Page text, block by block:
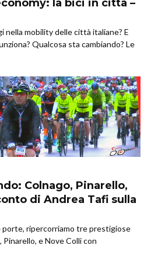
la bici in città –
nella mobility delle città italiane? E
Qualcosa sta cambiando? Le
Colnago, Pinarello,
di Andrea Tafi sulla
porte, ripercorriamo tre prestigiose
e Nove Colli con